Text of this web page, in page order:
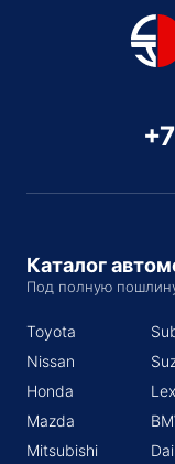
Каталог
Под полную
Toyota
Nissan
Honda
Mazda
Mitsubishi